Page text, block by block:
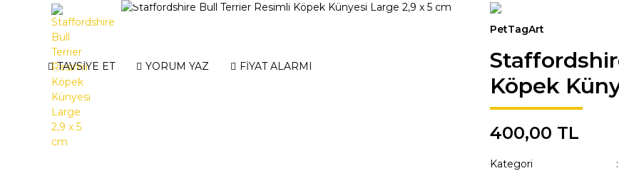
TAVSİYE ET YORUM YAZ FİYAT ALARMI
PetTagArt
Köpek
400,00 TL
Kategori